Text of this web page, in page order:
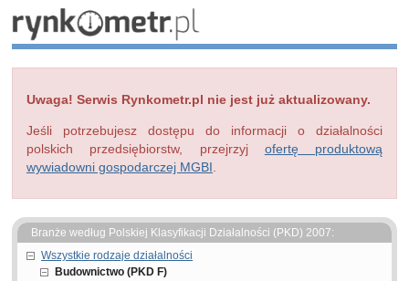
Uwaga! Serwis Rynkometr.pl nie jest już aktualizowany.
Jeśli potrzebujesz dostępu do informacji o działalności
polskich przedsiębiorstw, przejrzyj ofertę produktową
wywiadowni gospodarczej MGBI
Branże według Polskiej Klasyfikacji Działalności (PKD) 2007:
Wszystkie rodzaje działalności
Budownictwo (PKD F)